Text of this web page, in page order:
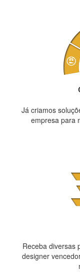
Já criamos
empresa para
Receba diversas
designer